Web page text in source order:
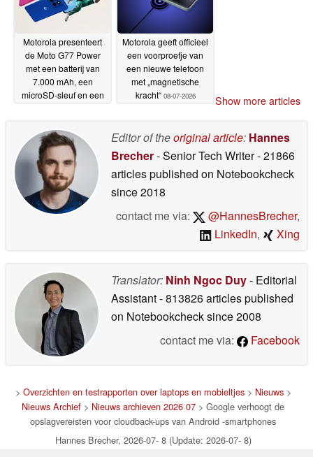
Motorola presenteert
de Moto G77 Power
met een batterij van
7.000 mAh, een
microSD-sleuf en een
Motorola geeft officieel
een voorproefje van
een nieuwe telefoon
met „magnetische
kracht“ 08-07-2026 Show more articles
Editor of theoriginal article: Hannes
Brecher- Senior Tech Writer- 21866
articles published on Notebookcheck
since 2018
contact me via:
@HannesBrecher,
LinkedIn, Xing
Translator: Ninh Ngoc Duy- Editorial
Assistant- 813826 articles published
on Notebookchecksince 2008
contact me via:
Facebook
> Overzichten en testrapporten over laptops en mobieltjes> Nieuws>
Nieuws Archief > Nieuws archieven 2026 07 > Google verhoogt de
opslagvereisten voor cloudback-ups van Android -smartphones
Hannes Brecher, 2026-07- 8 (Update: 2026-07- 8)